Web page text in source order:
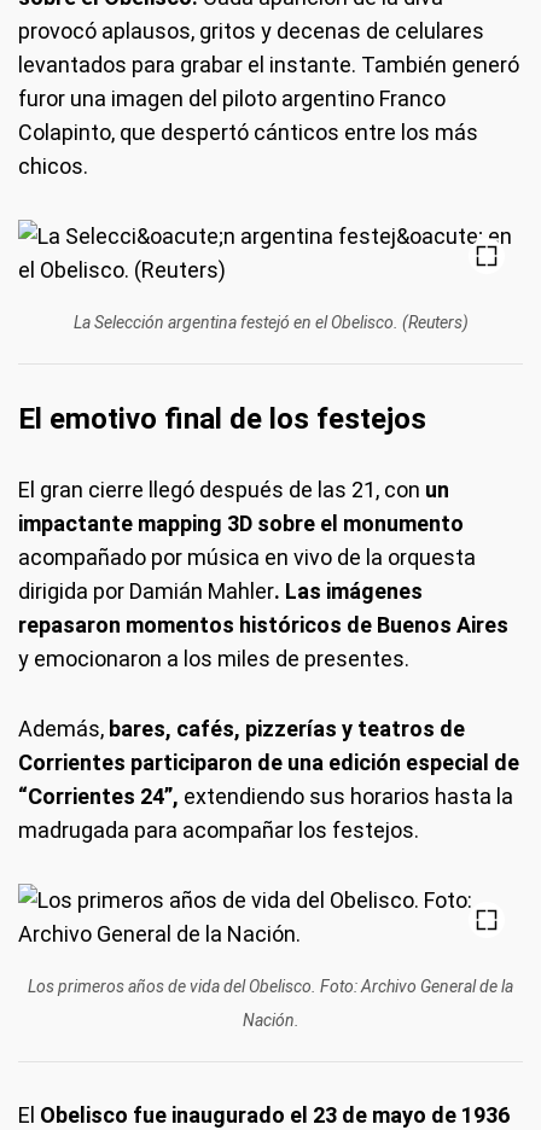
provocó aplausos, gritos y decenas de celulares
levantados para grabar el instante. También generó
furor una imagen del piloto argentino Franco
Colapinto, que despertó cánticos entre los más
chicos.
La Selección argentina festejó en el Obelisco. (Reuters)
El emotivo final de los festejos
El gran cierre llegó después de las 21, con un
impactante mapping 3D sobre el monumento
acompañado por música en vivo de la orquesta
dirigida por Damián Mahler. Las imágenes
repasaron momentos históricos de Buenos Aires
y emocionaron a los miles de presentes.
Además, bares, cafés, pizzerías y teatros de
Corrientes participaron de una edición especial de
“Corrientes 24”, extendiendo sus horarios hasta la
madrugada para acompañar los festejos.
Los primeros años de vida del Obelisco. Foto: Archivo General de la
Nación.
El Obelisco fue inaugurado el 23 de mayo de 1936